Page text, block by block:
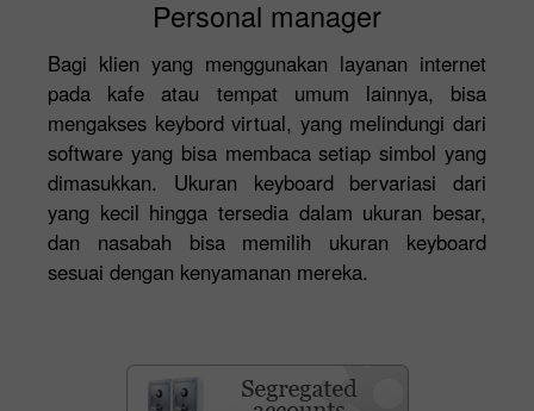
Personal manager
Bagi klien yang menggunakan layanan internet
pada kafe atau tempat umum lainnya, bisa
mengakses keybord virtual, yang melindungi dari
software yang bisa membaca setiap simbol yang
dimasukkan. Ukuran keyboard bervariasi dari
yang kecil hingga tersedia dalam ukuran besar,
dan nasabah bisa memilih ukuran keyboard
sesuai dengan kenyamanan mereka.